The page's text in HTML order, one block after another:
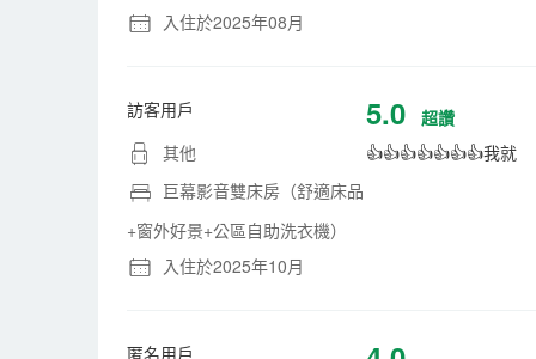
入住於2025年08月
訪客用戶
其他
巨幕影音雙床房（舒適床品
+窗外好景+公區自助洗衣機）
入住於2025年10月
5.0
超讚
👍👍👍👍👍👍👍我就
匿名用戶